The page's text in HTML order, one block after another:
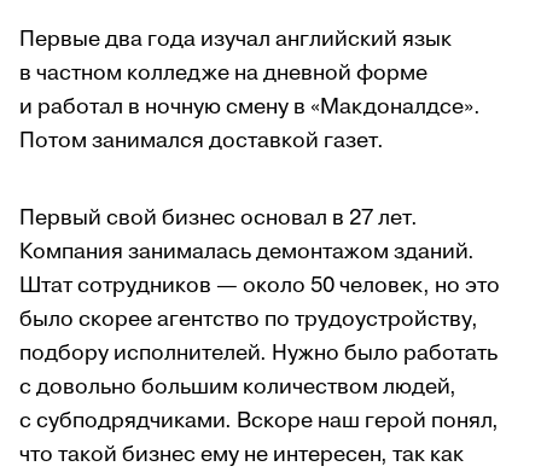
Первые два года изучал английский язык
в частном колледже на дневной форме
и работал в ночную смену в «Макдоналдсе».
Потом занимался доставкой газет.
Первый свой бизнес основал в 27 лет.
Компания занималась демонтажом зданий.
Штат сотрудников — около 50 человек, но это
было скорее агентство по трудоустройству,
подбору исполнителей. Нужно было работать
с довольно большим количеством людей,
с субподрядчиками. Вскоре наш герой понял,
что такой бизнес ему не интересен, так как